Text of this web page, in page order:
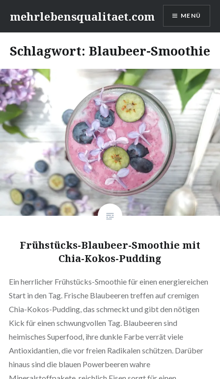
Inhalt
springen
mehrlebensqualitaet.com MENÜ
Schlagwort: Blaubeer-Smoothie
Frühstücks-Blaubeer-Smoothie mit
Chia-Kokos-Pudding
Ein herrlicher Frühstücks-Smoothie für einen energiereichen
Start in den Tag. Frische Blaubeeren treffen auf cremigen
Chia-Kokos-Pudding, das schmeckt und gibt den nötigen
Kick für einen schwungvollen Tag. Blaubeeren sind
heimisches Superfood, ihre dunkle Farbe verrät viele
Antioxidantien, die vor freien Radikalen schützen. Darüber
hinaus sind die blauen Powerbeeren wahre